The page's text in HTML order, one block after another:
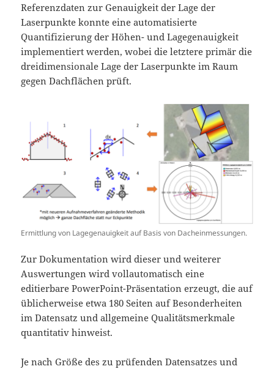
Referenzdaten zur Genauigkeit der Lage der
Laserpunkte konnte eine automatisierte
Quantifizierung der Höhen- und Lagegenauigkeit
implementiert werden, wobei die letztere primär die
dreidimensionale Lage der Laserpunkte im Raum
gegen Dachflächen prüft.
Ermittlung von Lagegenauigkeit auf Basis von Dacheinmessungen.
Zur Dokumentation wird dieser und weiterer
Auswertungen wird vollautomatisch eine
editierbare PowerPoint-Präsentation erzeugt, die auf
üblicherweise etwa 180 Seiten auf Besonderheiten
im Datensatz und allgemeine Qualitätsmerkmale
quantitativ hinweist.
Je nach Größe des zu prüfenden Datensatzes und